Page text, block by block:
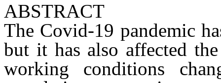
ABSTRACT
The Covid-19 pandemic
but it has also affected
working conditions